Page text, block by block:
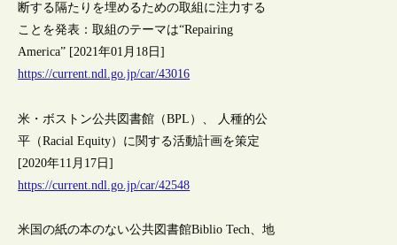
断する隔たりを埋めるための取組に注力する
ことを発表：取組のテーマは“Repairing
America” [2021年01月18日]
https://current.ndl.go.jp/car/43016
米・ボストン公共図書館（BPL）、 人種的公
平（Racial Equity）に関する活動計画を策定
[2020年11月17日]
https://current.ndl.go.jp/car/42548
米国の紙の本のない公共図書館Biblio Tech、地